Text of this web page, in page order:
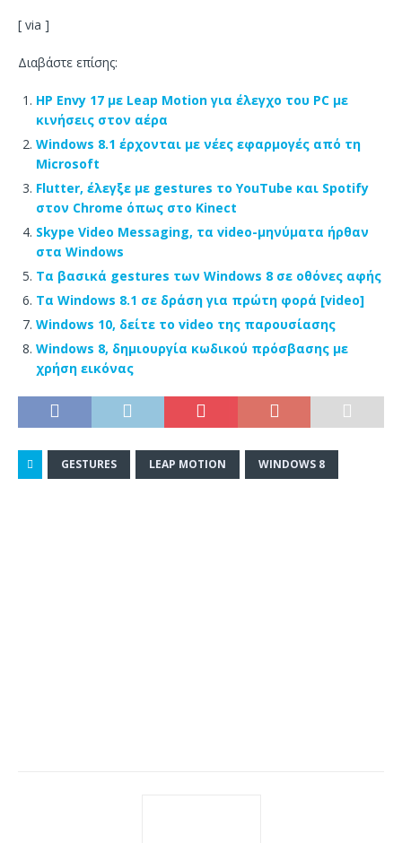
[ via ]
Διαβάστε επίσης:
HP Envy 17 με Leap Motion για έλεγχο του PC με
κινήσεις στον αέρα
Windows 8.1 έρχονται με νέες εφαρμογές από τη
Microsoft
Flutter, έλεγξε με gestures το YouTube και Spotify
στον Chrome όπως στο Kinect
Skype Video Messaging, τα video-μηνύματα ήρθαν
στα Windows
Τα βασικά gestures των Windows 8 σε οθόνες αφής
Τα Windows 8.1 σε δράση για πρώτη φορά [video]
Windows 10, δείτε το video της παρουσίασης
Windows 8, δημιουργία κωδικού πρόσβασης με
χρήση εικόνας
GESTURES LEAP MOTION WINDOWS 8